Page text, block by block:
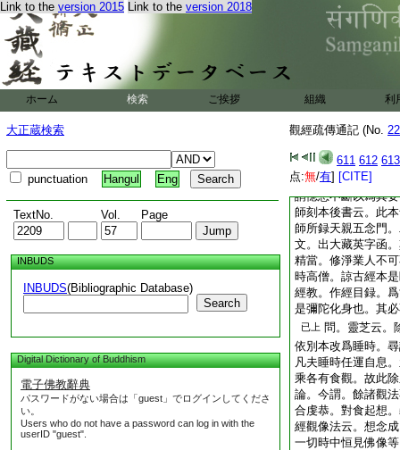
Link to the version 2015 Link to the version 2018
ホーム 検索 ご挨拶 組織 利
大正蔵検索
punctuation Hangul Eng
TextNo. Vol. Page
INBUDS
INBUDS(Bibliographic Database)
Search
Digital Dictionary of Buddhism
電子佛教辭典
パスワードがない場合は「guest」でログインしてくださ
い。
Users who do not have a password can log in with the
userID "guest".
觀經疏傳通記 (No.
611 612 613
点:無/有] [CITE]
聞思心也。得三昧
既以二見同
成 答。今師意以
位耶 答。日觀當
境既現心故。像觀
文云似現目前故 問
正受耶 答。了了
觀音･今文二處皆屬
者。有本云唯除食
謂憶想不斷以爲其
師刻本後書云。此
師所録天親五念門
文。出大藏英字函
精當。修淨業人不
時高僧。 諒古經本
經教。作經目録。
是彌陀化身也。其
已上 問。靈芝云。
依別本改爲睡時。
凡夫睡時任運自息
乘各有食觀。故此
論。今謂。餘諸觀
合虔恭。對食起想
經觀像法云。想念
一切時中恒見佛像